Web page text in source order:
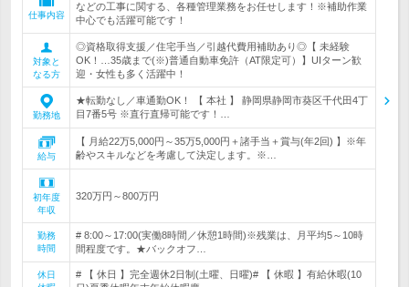
仕事内容
などの工事に関する、各種管理業務をお任せします！※補助作業
中心でも活躍可能です！
対象と
なる方
◎資格取得支援／住宅手当／引越代費用補助あり◎【 未経験
OK！…35歳まで(※)普通自動車免許（AT限定可）】UIターン歓
迎・女性も多く活躍中！
勤務地
★転勤なし／車通勤OK！ 【 本社 】 静岡県静岡市葵区千代田4丁
目7番5号 ※直行直帰可能です！…
給与
【 月給22万5,000円～35万5,000円＋諸手当＋賞与(年2回) 】※年
齢やスキルなどを考慮して決定します。※…
初年度
年収
320万円～800万円
勤務
時間
# 8:00～17:00(実働8時間／休憩1時間)※残業は、月平均5～10時
間程度です。★バックオフ…
休日
# 【 休日 】完全週休2日制(土曜、日曜)# 【 休暇 】有給休暇(10